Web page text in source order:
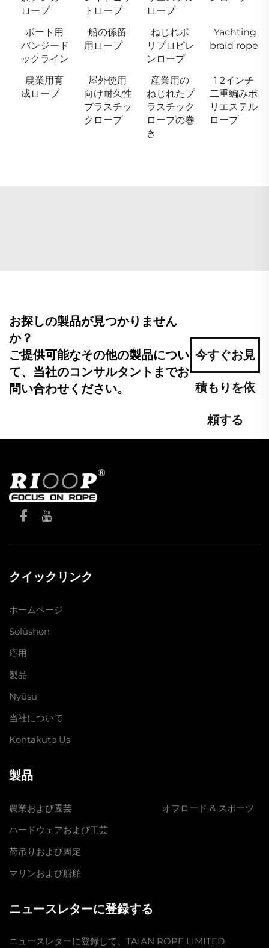
ロープ
トロープ
ロープ
ボート用
バンジード
ックライン
船の係留
用ロープ
ねじれポ
リプロピレ
ンロープ
Yachting
braid rope
農業用育
成ロープ
屋外使用
向け耐久性
プラスチッ
クロープ
産業用の
ねじれたプ
ラスチック
ロープの巻
き
1 2インチ
二重編みポ
リエステル
ロープ
お探しの製品が見つかりません
か？
ご提供可能なその他の製品につい
て、当社のコンサルタントまでお
問い合わせください。
今すぐお見
積もりを依
頼する
クイックリンク
ホームページ
Solūshon
応用
製品
Nyūsu
当社について
Kontakuto Us
製品
農業および園芸
ハードウェアおよび工芸
荷吊りおよび固定
マリンおよび船舶
オフロード & スポーツ
ニュースレターに登録する
ニュースレターに登録して、TAIAN ROPE LIMITED